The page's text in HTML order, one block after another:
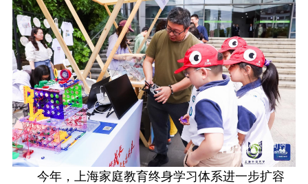
今年，上海家庭教育终身学习体系进一步扩容